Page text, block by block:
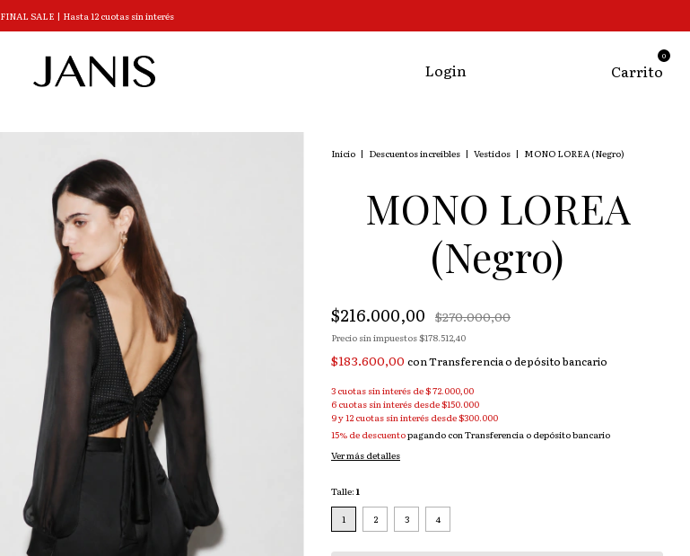
FINAL SALE | Hasta 12 cuotas sin interés
Login Carrito
0
Inicio | Descuentos increíbles | Vestidos | MONO LOREA (Negro)
MONO LOREA
(Negro)
$216.000,00 $270.000,00
Precio sin impuestos$178.512,40
$183.600,00 conTransferencia o depósito bancario
3 cuotas sin interés de$ 72.000,00
15% de descuentopagando con Transferencia o depósito bancario
Ver más detalles
Talle: 1
1 2 3 4